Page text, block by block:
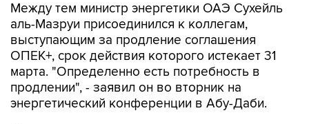
Между тем министр энергетики ОАЭ Сухейль
аль-Мазруи присоединился к коллегам,
выступающим за продление соглашения
ОПЕК+, срок действия которого истекает 31
марта. "Определенно есть потребность в
продлении", - заявил он во вторник на
энергетический конференции в Абу-Даби.